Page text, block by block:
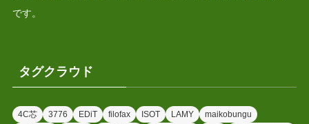
です。
タグクラウド
4C芯 3776 EDiT filofax ISOT LAMY
maikobungu